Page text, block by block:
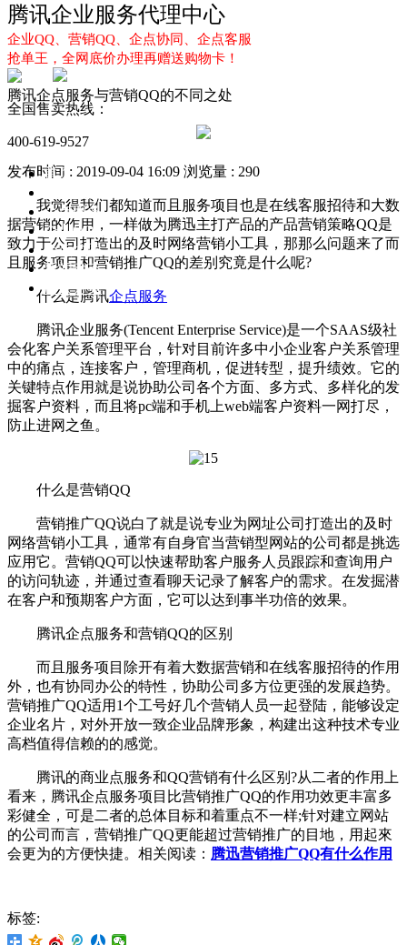
腾讯企业服务代理中心
企业QQ、营销QQ、企点协同、企点客服
抢单王，全网底价办理再赠送购物卡！
全国售卖热线：
400-619-9527
首页
企点服务
企业QQ2.0
企点协同
新闻动态
解决方案
腾讯企点服务与营销QQ的不同之处
发布时间 : 2019-09-04 16:09 浏览量 : 290
我觉得我们都知道而且服务项目也是在线客服招待和大数
据营销的作用，一样做为腾迅主打产品的产品营销策略QQ是
致力于公司打造出的及时网络营销小工具，那那么问题来了而
且服务项目和营销推广QQ的差别究竟是什么呢?
什么是腾讯企点服务
腾讯企业服务(Tencent Enterprise Service)是一个SAAS级社
会化客户关系管理平台，针对目前许多中小企业客户关系管理
中的痛点，连接客户，管理商机，促进转型，提升绩效。它的
关键特点作用就是说协助公司各个方面、多方式、多样化的发
掘客户资料，而且将pc端和手机上web端客户资料一网打尽，
防止进网之鱼。
什么是营销QQ
营销推广QQ说白了就是说专业为网址公司打造出的及时
网络营销小工具，通常有自身官当营销型网站的公司都是挑选
应用它。营销QQ可以快速帮助客户服务人员跟踪和查询用户
的访问轨迹，并通过查看聊天记录了解客户的需求。在发掘潜
在客户和预期客户方面，它可以达到事半功倍的效果。
腾讯企点服务和营销QQ的区别
而且服务项目除开有着大数据营销和在线客服招待的作用
外，也有协同办公的特性，协助公司多方位更强的发展趋势。
营销推广QQ适用1个工号好几个营销人员一起登陆，能够设定
企业名片，对外开放一致企业品牌形象，构建出这种技术专业
高档值得信赖的的感觉。
腾讯的商业点服务和QQ营销有什么区别?从二者的作用上
看来，腾讯企点服务项目比营销推广QQ的作用功效更丰富多
彩健全，可是二者的总体目标和着重点不一样;针对建立网站
的公司而言，营销推广QQ更能超过营销推广的目地，用起來
会更为的方便快捷。相关阅读： 腾迅营销推广QQ有什么作用
标签: